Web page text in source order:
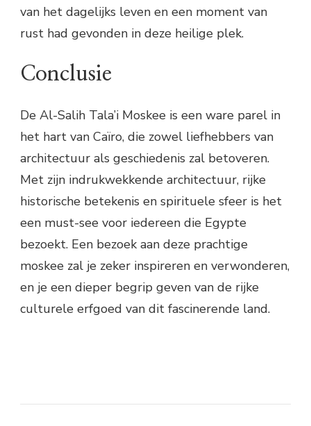
van het dagelijks leven en een moment van
rust had gevonden in deze heilige plek.
Conclusie
De Al-Salih Tala’i Moskee is een ware parel in
het hart van Caïro, die zowel liefhebbers van
architectuur als geschiedenis zal betoveren.
Met zijn indrukwekkende architectuur, rijke
historische betekenis en spirituele sfeer is het
een must-see voor iedereen die Egypte
bezoekt. Een bezoek aan deze prachtige
moskee zal je zeker inspireren en verwonderen,
en je een dieper begrip geven van de rijke
culturele erfgoed van dit fascinerende land.